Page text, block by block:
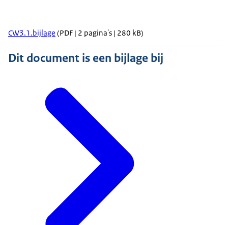
CW3.1.bijlage (PDF | 2 pagina's | 280 kB)
Dit document is een bijlage bij